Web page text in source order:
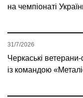
на чемпіонаті
Черкаські
із командою
31/7/2026